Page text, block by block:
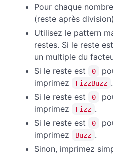
Pour chaque
(reste après
Utilisez le pattern
restes. Si le reste est
un multiple du
Si le reste est
0
imprimez
FizzBuzz .
Si le reste est
0
imprimez
Fizz .
Si le reste est
0
imprimez
Buzz .
Sinon, imprimez